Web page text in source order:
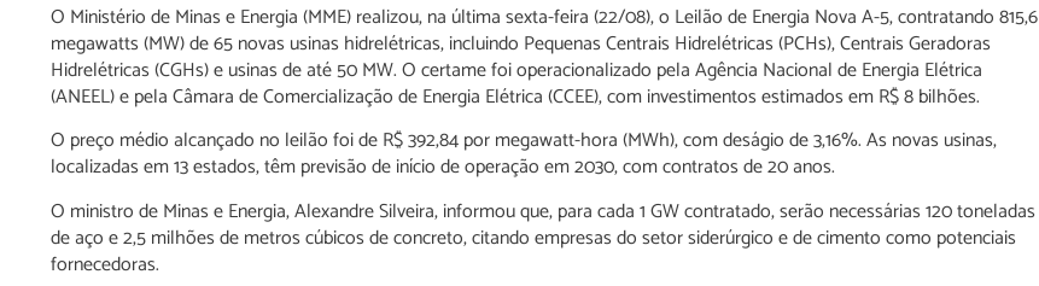
O Ministério de Minas e Energia (MME) realizou, na última sexta-feira (22/08), o Leilão de Energia Nova A-5, contratando 815,6
megawatts (MW) de 65 novas usinas hidrelétricas, incluindo Pequenas Centrais Hidrelétricas (PCHs), Centrais Geradoras
Hidrelétricas (CGHs) e usinas de até 50 MW. O certame foi operacionalizado pela Agência Nacional de Energia Elétrica
(ANEEL) e pela Câmara de Comercialização de Energia Elétrica (CCEE), com investimentos estimados em R$ 8 bilhões.
O preço médio alcançado no leilão foi de R$ 392,84 por megawatt-hora (MWh), com deságio de 3,16%. As novas usinas,
localizadas em 13 estados, têm previsão de início de operação em 2030, com contratos de 20 anos.
O ministro de Minas e Energia, Alexandre Silveira, informou que, para cada 1 GW contratado, serão necessárias 120 toneladas
de aço e 2,5 milhões de metros cúbicos de concreto, citando empresas do setor siderúrgico e de cimento como potenciais
fornecedoras.